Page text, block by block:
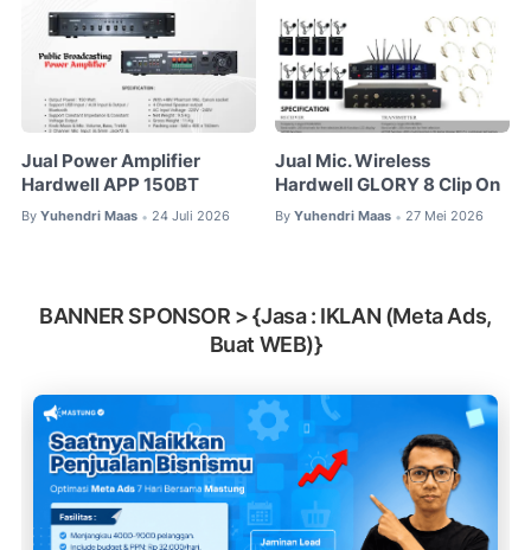
Jual Power Amplifier
Hardwell APP 150BT
By Yuhendri Maas • 24 Juli 2026
Jual Mic. Wireless
Hardwell GLORY 8 Clip On
By Yuhendri Maas • 27 Mei 2026
BANNER SPONSOR > {Jasa : IKLAN (Meta Ads,
Buat WEB)}